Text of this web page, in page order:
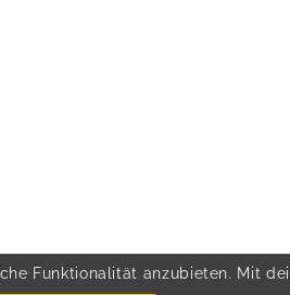
Funktionalität anzubieten. Mit